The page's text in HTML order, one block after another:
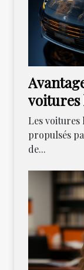
voitures
Les voitures
propulsés
de...